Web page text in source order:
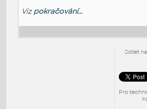
Viz pokračování...
Sdílet
Pro